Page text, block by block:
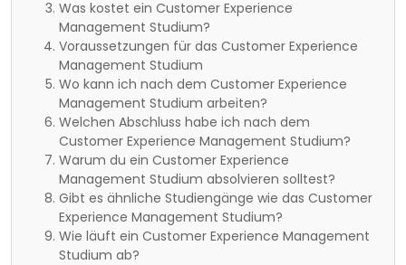
Was kostet ein Customer Experience
Management Studium?
Voraussetzungen für das Customer Experience
Management Studium
Wo kann ich nach dem Customer Experience
Management Studium arbeiten?
Welchen Abschluss habe ich nach dem
Customer Experience Management Studium?
Warum du ein Customer Experience
Management Studium absolvieren solltest?
Gibt es ähnliche Studiengänge wie das Customer
Experience Management Studium?
Wie läuft ein Customer Experience Management
Studium ab?